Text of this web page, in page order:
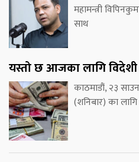
महामन्त्री
साथ
यस्तो छ आजका लागि विदेशी
काठमाडौं, २३
(शनिबार) का लागि